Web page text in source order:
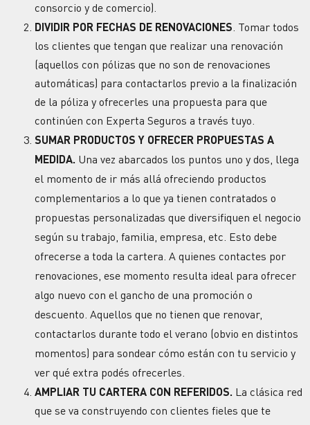
consorcio y de comercio).
DIVIDIR POR FECHAS DE RENOVACIONES. Tomar todos
los clientes que tengan que realizar una renovación
(aquellos con pólizas que no son de renovaciones
automáticas) para contactarlos previo a la finalización
de la póliza y ofrecerles una propuesta para que
continúen con Experta Seguros a través tuyo.
SUMAR PRODUCTOS Y OFRECER PROPUESTAS A
MEDIDA. Una vez abarcados los puntos uno y dos, llega
el momento de ir más allá ofreciendo productos
complementarios a lo que ya tienen contratados o
propuestas personalizadas que diversifiquen el negocio
según su trabajo, familia, empresa, etc. Esto debe
ofrecerse a toda la cartera. A quienes contactes por
renovaciones, ese momento resulta ideal para ofrecer
algo nuevo con el gancho de una promoción o
descuento. Aquellos que no tienen que renovar,
contactarlos durante todo el verano (obvio en distintos
momentos) para sondear cómo están con tu servicio y
ver qué extra podés ofrecerles.
AMPLIAR TU CARTERA CON REFERIDOS. La clásica red
que se va construyendo con clientes fieles que te